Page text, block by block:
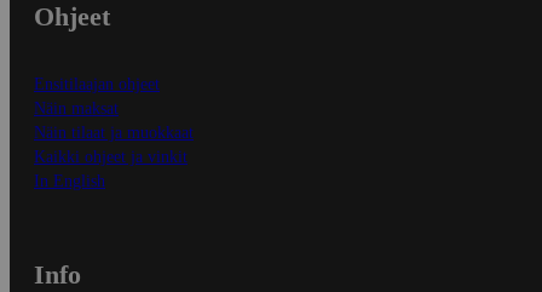
Ohjeet
Ensitilaajan ohjeet
Näin maksat
Näin tilaat ja muokkaat
Kaikki ohjeet ja vinkit
In English
Info